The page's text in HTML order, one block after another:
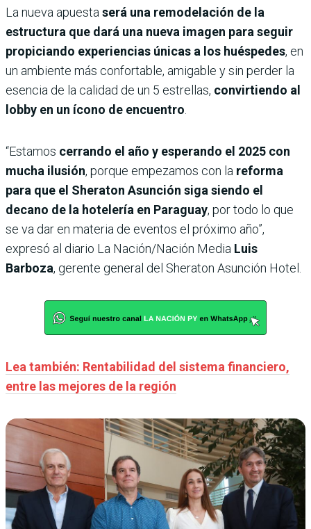
La nueva apuesta será una remodelación de la
estructura que dará una nueva imagen para seguir
propiciando experiencias únicas a los huéspedes, en
un ambiente más confortable, amigable y sin perder la
esencia de la calidad de un 5 estrellas, convirtiendo al
lobby en un ícono de encuentro
“Estamos cerrando el año y esperando el 2025 con
mucha ilusión, porque empezamos con la reforma
para que el Sheraton Asunción siga siendo el
decano de la hotelería en Paraguay, por todo lo que
se va dar en materia de eventos el próximo año”,
expresó al diario La Nación/Nación Media Luis
Barboza, gerente general del Sheraton Asunción Hotel.
Lea también: Rentabilidad del sistema financiero,
entre las mejores de la región